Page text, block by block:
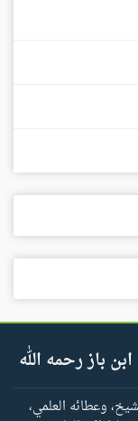
باز رحمه الله
وعطائه العلمي،